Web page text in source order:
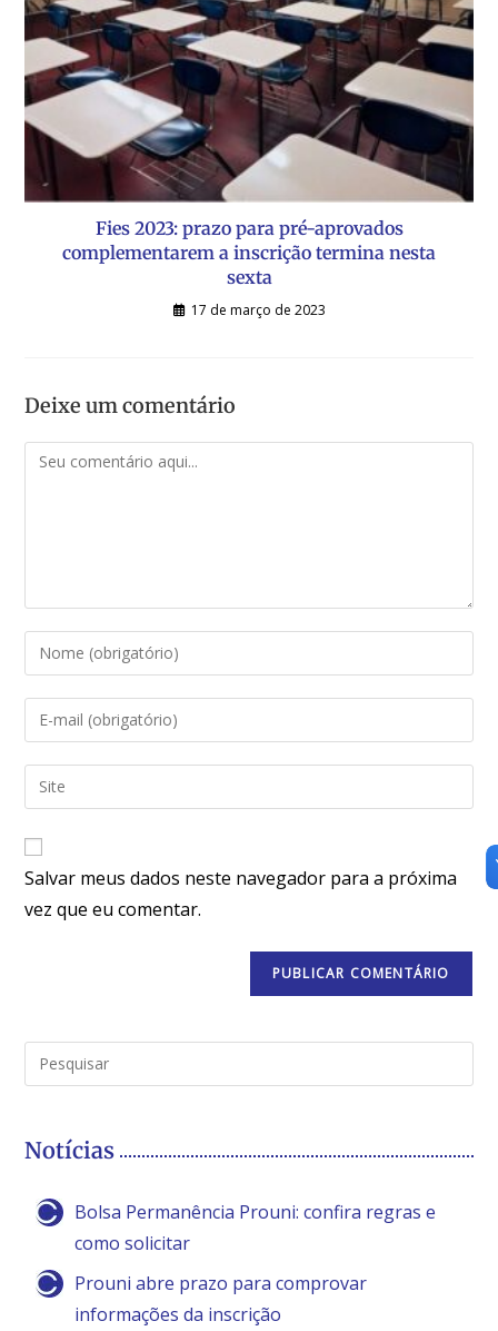
Fies 2023: prazo para pré-aprovados
complementarem a inscrição termina nesta
sexta
17 de março de 2023
Deixe um comentário
Salvar meus dados neste navegador para a próxima
vez que eu comentar.
Notícias
Bolsa Permanência Prouni: confira regras e
como solicitar
Prouni abre prazo para comprovar
informações da inscrição